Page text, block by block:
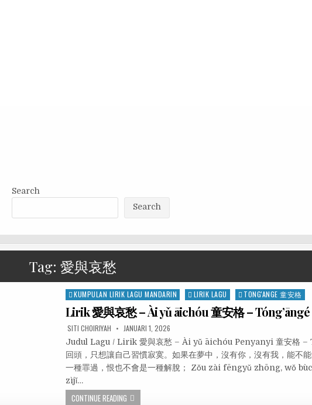
Search
Search
Tag: 愛與哀愁
Posted
in
KUMPULAN LIRIK LAGU MANDARIN LIRIK LAGU TONG'ANGE 童安格
Lirik 愛與哀愁 – Ài yǔ āichóu 童安格 – Tóng’āngé
SITI CHOIRIYAH JANUARI 1, 2026
Judul Lagu / Lirik 愛與哀愁 – Ài yǔ āichóu Penyanyi 童安格 –
回頭，只想讓自己習慣寂寞。如果在夢中，沒有你，沒有我，能不
一種罪過，恨也不會是一種解脫； Zǒu zài fēngyǔ zhōng, wǒ
zìjǐ…
CONTINUE READING